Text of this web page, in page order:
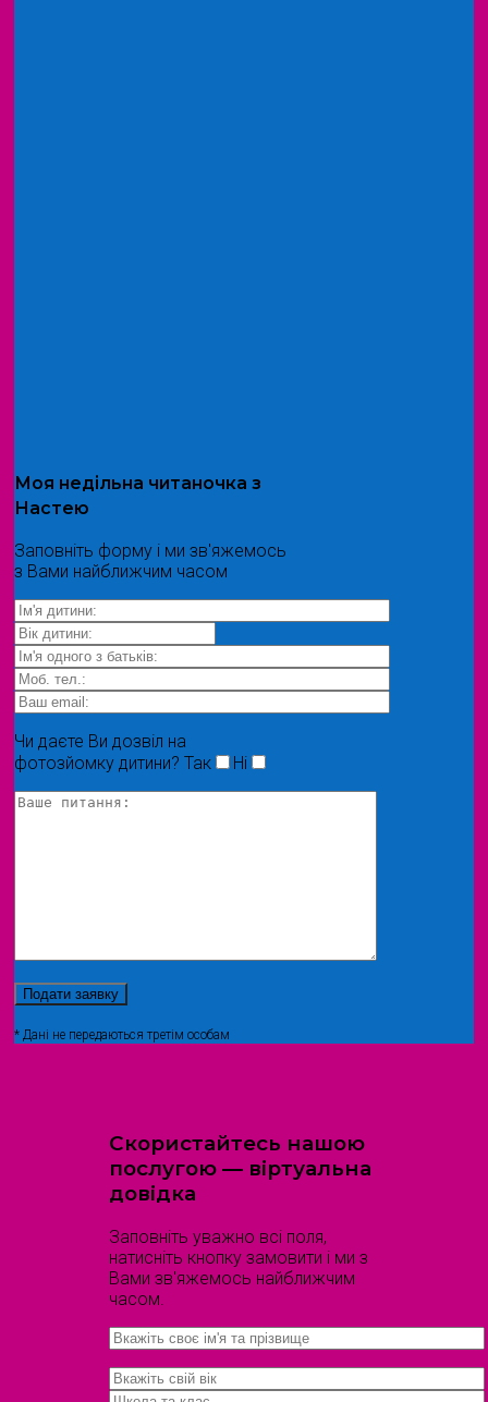
Моя недільна читаночка з
Настею
Заповніть форму і ми зв'яжемось
з Вами найближчим часом
Чи даєте Ви дозвіл на
фотозйомку дитини? Так Ні
* Дані не передаються третім особам
Скористайтесь нашою
послугою — віртуальна
довідка
Заповніть уважно всі поля,
натисніть кнопку замовити і ми з
Вами зв'яжемось найближчим
часом.